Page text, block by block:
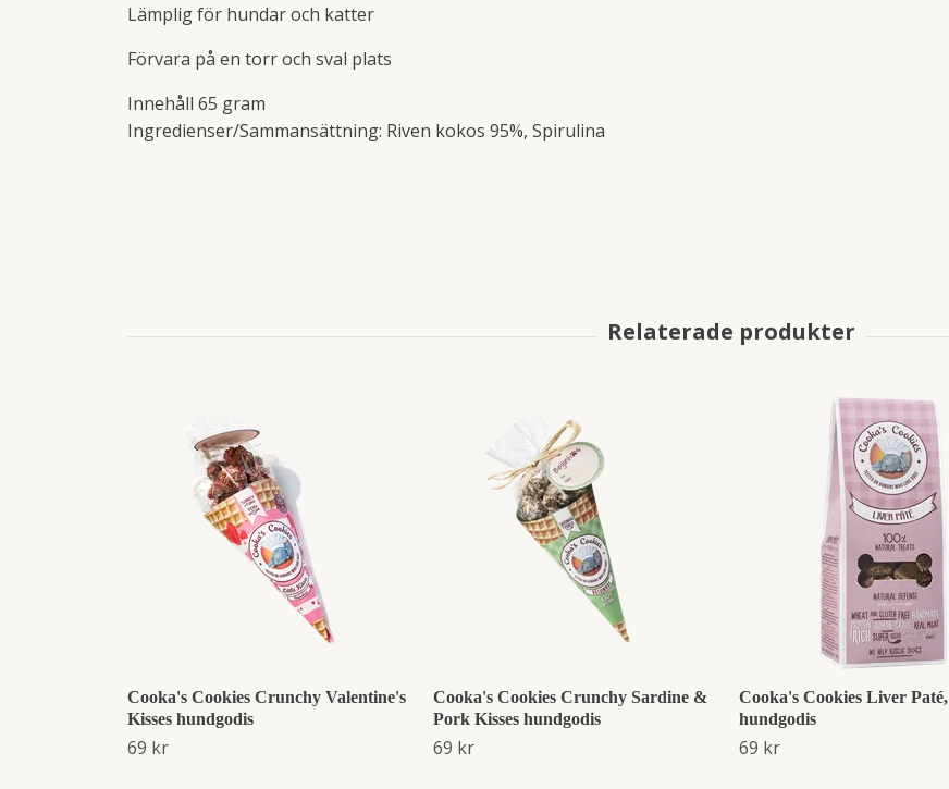
Lämplig för hundar och katter
Förvara på en torr och sval plats
Innehåll 65 gram
Ingredienser/Sammansättning: Riven kokos 95%, Spirulina
Cooka's Cookies Crunchy Valentine's
Kisses hundgodis
69 kr
Cooka's Cookies Crunchy Sardine &
Pork Kisses hundgodis
69 kr
Cooka's Cookies Liver Paté,
hundgodis
69 kr